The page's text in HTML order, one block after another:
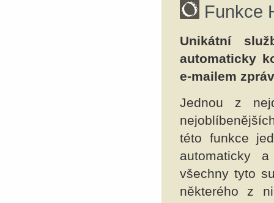
Funkce
Unikátní
automaticky
e-mailem
Jednou z
této funkce
automaticky
všechny tyto
některého z